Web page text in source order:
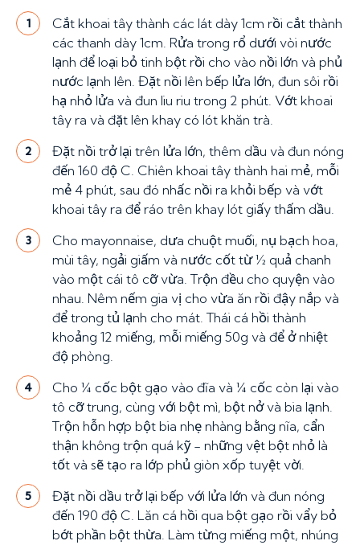
1
Cắt khoai tây thành các lát dày 1cm rồi cắt thành
các thanh dày 1cm. Rửa trong rổ dưới vòi nước
lạnh để loại bỏ tinh bột rồi cho vào nồi lớn và phủ
nước lạnh lên. Đặt nồi lên bếp lửa lớn, đun sôi rồi
hạ nhỏ lửa và đun liu riu trong 2 phút. Vớt khoai
tây ra và đặt lên khay có lót khăn trà.
2
Đặt nồi trở lại trên lửa lớn, thêm dầu và đun nóng
đến 160 độ C. Chiên khoai tây thành hai mẻ, mỗi
mẻ 4 phút, sau đó nhấc nồi ra khỏi bếp và vớt
khoai tây ra để ráo trên khay lót giấy thấm dầu.
3
Cho mayonnaise, dưa chuột muối, nụ bạch hoa,
mùi tây, ngải giấm và nước cốt từ ½ quả chanh
vào một cái tô cỡ vừa. Trộn đều cho quyện vào
nhau. Nêm nếm gia vị cho vừa ăn rồi đậy nắp và
để trong tủ lạnh cho mát. Thái cá hồi thành
khoảng 12 miếng, mỗi miếng 50g và để ở nhiệt
độ phòng.
4
Cho ¼ cốc bột gạo vào đĩa và ¼ cốc còn lại vào
tô cỡ trung, cùng với bột mì, bột nở và bia lạnh.
Trộn hỗn hợp bột bia nhẹ nhàng bằng nĩa, cẩn
thận không trộn quá kỹ - những vệt bột nhỏ là
tốt và sẽ tạo ra lớp phủ giòn xốp tuyệt vời.
5
Đặt nồi dầu trở lại bếp với lửa lớn và đun nóng
đến 190 độ C. Lăn cá hồi qua bột gạo rồi vẩy bỏ
bớt phần bột thừa. Làm từng miếng một, nhúng